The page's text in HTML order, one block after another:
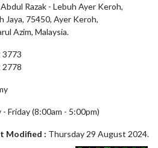
Razak - Lebuh Ayer Keroh,
Jaya, 75450, Ayer Keroh,
Azim, Malaysia.
3773
2778
- Friday (8:00am - 5:00pm)
Modified : Thursday 29 August 2024.